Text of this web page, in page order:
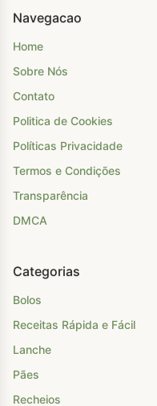
Navegacao
Home
Sobre Nós
Contato
Politica de Cookies
Políticas Privacidade
Termos e Condições
Transparência
DMCA
Categorias
Bolos
Receitas Rápida e Fácil
Lanche
Pães
Recheios